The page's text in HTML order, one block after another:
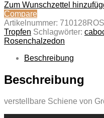
Zum Wunschzettel
Compare
Artikelnummer:
Tropfen Schlagwörter:
Rosenchalzedon
Beschreibung
Beschreibung
verstellbare Schiene von